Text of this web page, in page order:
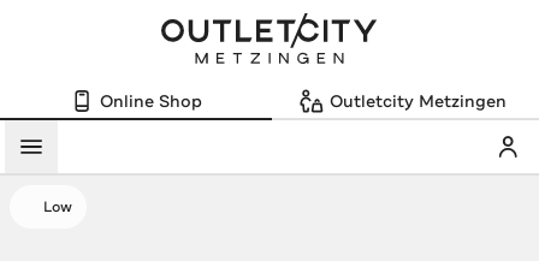
Online Shop Outletcity Metzingen
Menü
Low